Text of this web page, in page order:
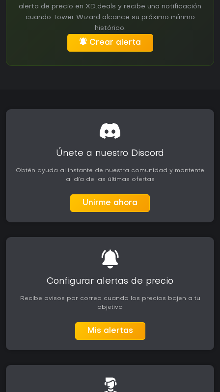
alerta de precio en XD.deals y recibe una notificación
cuando Tower Wizard alcance su próximo mínimo
histórico.
Crear alerta
Únete a nuestro Discord
Obtén ayuda al instante de nuestra comunidad y mantente
al día de las últimas ofertas
Unirme ahora
Configurar alertas de precio
Recibe avisos por correo cuando los precios bajen a tu
objetivo
Mis alertas